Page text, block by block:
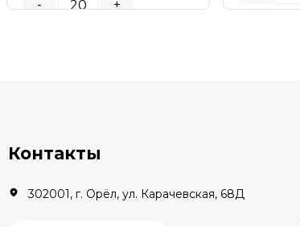
- +
Контакты
302001, г. Орёл, ул. Карачевская, 68Д